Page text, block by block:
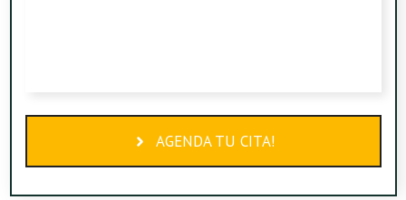
AGENDA TU CITA!